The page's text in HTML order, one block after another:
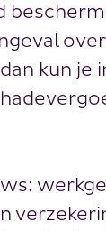
kun je